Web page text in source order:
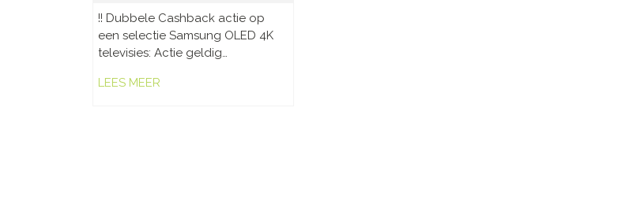
!! Dubbele Cashback actie op
een selectie Samsung OLED 4K
televisies: Actie geldig…
LEES MEER